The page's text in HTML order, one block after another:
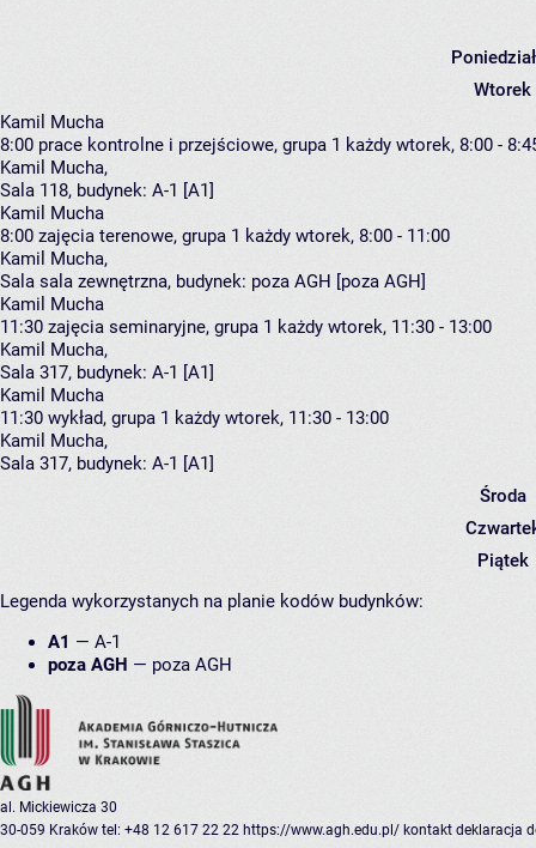
Wtorek
Kamil Mucha
8:00 prace kontrolne i przejściowe, grupa 1 każdy wtorek, 8:00 -
Kamil Mucha,
Sala 118, budynek: A-1 [A1]
Kamil Mucha
8:00 zajęcia terenowe, grupa 1 każdy wtorek, 8:00 - 11:00
Kamil Mucha,
Sala sala zewnętrzna, budynek: poza AGH [poza AGH]
Kamil Mucha
11:30 zajęcia seminaryjne, grupa 1 każdy wtorek, 11:30 - 13:00
Kamil Mucha,
Sala 317, budynek: A-1 [A1]
Kamil Mucha
11:30 wykład, grupa 1 każdy wtorek, 11:30 - 13:00
Kamil Mucha,
Sala 317, budynek: A-1 [A1]
Środa
Piątek
Legenda wykorzystanych na planie kodów budynków:
A1 — A-1
poza AGH — poza AGH
al. Mickiewicza 30
30-059 Kraków tel: +48 12 617 22 22 https://www.agh.edu.pl/ kontakt deklaracja